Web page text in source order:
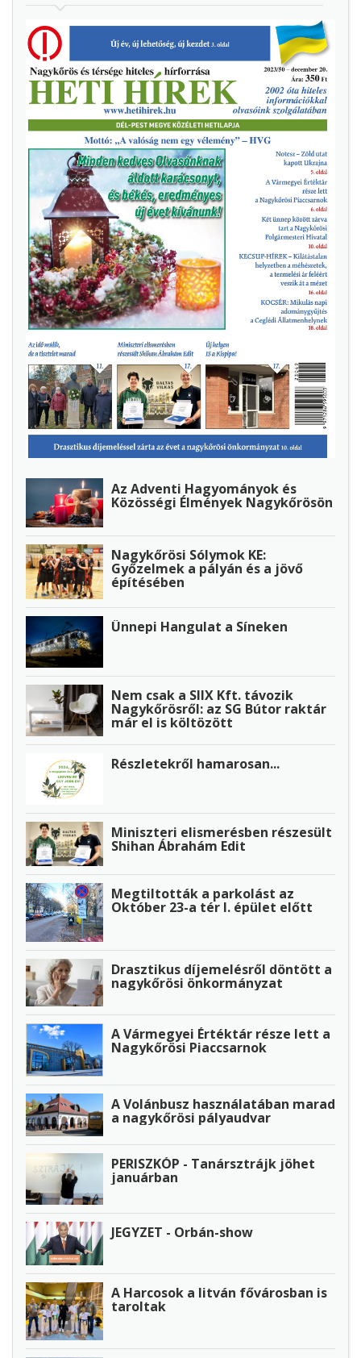
Az Adventi Hagyományok és
Közösségi Élmények Nagykőrösön
Nagykőrösi Sólymok KE:
Győzelmek a pályán és a jövő
építésében
Ünnepi Hangulat a Síneken
Nem csak a SIIX Kft. távozik
Nagykőrösről: az SG Bútor raktár
már el is költözött
Részletekről hamarosan...
Miniszteri elismerésben részesült
Shihan Ábrahám Edit
Megtiltották a parkolást az
Október 23-a tér I. épület előtt
Drasztikus díjemelésről döntött a
nagykőrösi önkormányzat
A Vármegyei Értéktár része lett a
Nagykőrösi Piaccsarnok
A Volánbusz használatában marad
a nagykőrösi pályaudvar
PERISZKÓP - Tanársztrájk jöhet
januárban
JEGYZET - Orbán-show
A Harcosok a litván fővárosban is
taroltak